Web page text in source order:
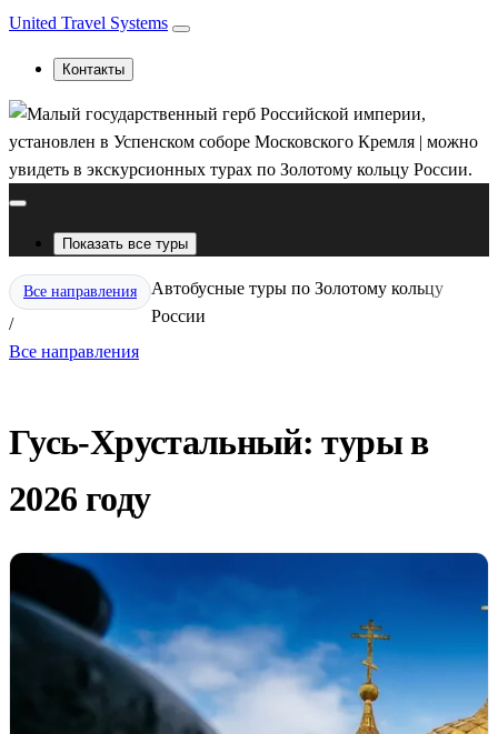
United Travel Systems
Контакты
Показать все туры
Все направления
/
Автобусные туры по Золотому кольцу
России
Все направления
Гусь-Хрустальный: туры в
2026 году